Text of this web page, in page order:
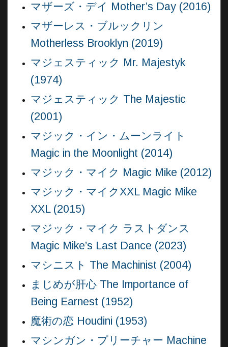
マザーズ・デイ Mother’s Day (2016)
マザーレス・ブルックリン
Motherless Brooklyn (2019)
マジェスティック Mr. Majestyk
(1974)
マジェスティック The Majestic
(2001)
マジック・イン・ムーンライト
Magic in the Moonlight (2014)
マジック・マイク Magic Mike (2012)
マジック・マイクXXL Magic Mike
XXL (2015)
マジック・マイク ラストダンス
Magic Mike’s Last Dance (2023)
マシニスト The Machinist (2004)
まじめが肝心 The Importance of
Being Earnest (1952)
魔術の恋 Houdini (1953)
マシンガン・プリーチャー Machine